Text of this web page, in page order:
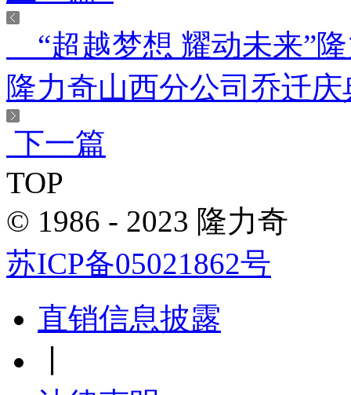
“超越梦想 耀动未来”
隆力奇山西分公司乔迁
下一篇
TOP
© 1986 - 2023 隆力奇
苏ICP备05021862号
直销信息披露